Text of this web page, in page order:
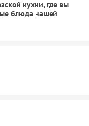
кухни, где вы
блюда нашей